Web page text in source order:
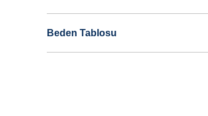
Beden Tablosu